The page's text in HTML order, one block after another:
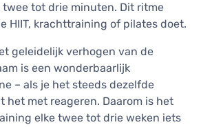
tot drie minuten. Dit ritme
HIIT, krachttraining of pilates doet.
geleidelijk verhogen van de
is een wonderbaarlijk
– als je het steeds dezelfde
het met reageren. Daarom is het
elke twee tot drie weken iets